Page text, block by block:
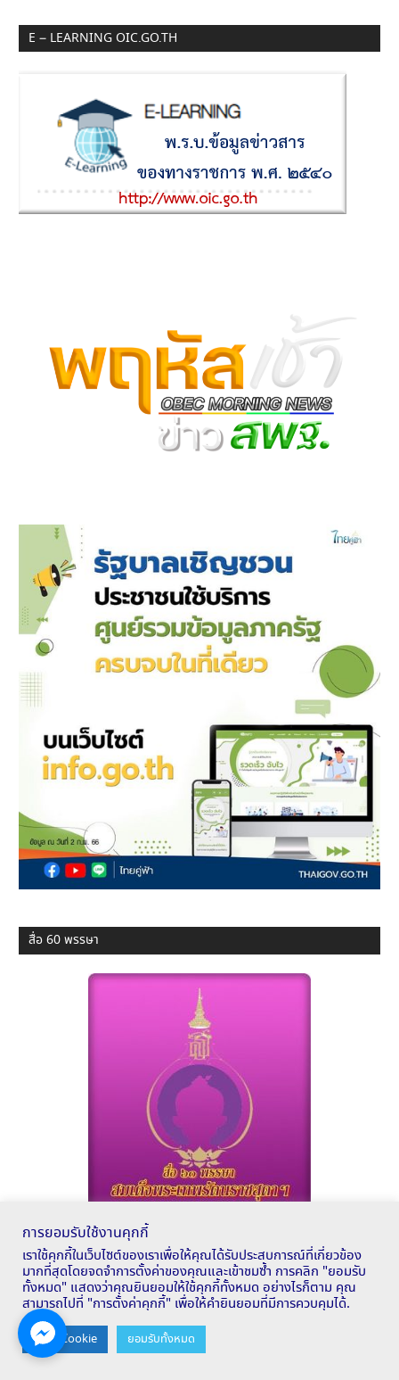
E – LEARNING OIC.GO.TH
สื่อ 60 พรรษา
DLTV / DLIT
การยอมรับใช้งานคุกกี้
เราใช้คุกกี้ในเว็บไซต์ของเราเพื่อให้คุณได้รับประสบการณ์ที่เกี่ยวข้อง
มากที่สุดโดยจดจำการตั้งค่าของคุณและเข้าชมซ้ำ การคลิก "ยอมรับ
ทั้งหมด" แสดงว่าคุณยินยอมให้ใช้คุกกี้ทั้งหมด อย่างไรก็ตาม คุณ
สามารถไปที่ "การตั้งค่าคุกกี้" เพื่อให้คำยินยอมที่มีการควบคุมได้.
ตั้งค่า Cookie ยอมรับทั้งหมด